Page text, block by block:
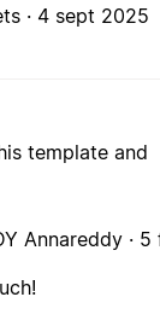
· 4 sept 2025
template and
Annareddy · 5